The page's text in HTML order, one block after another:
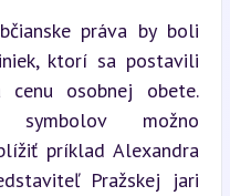
práva by boli
ktorí sa postavili
cenu osobnej obete.
symbolov možno
príklad Alexandra
Pražskej jari